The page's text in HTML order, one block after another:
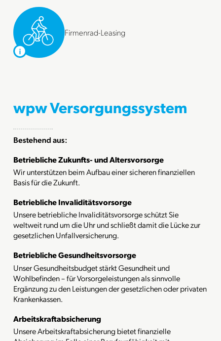
Firmenrad-Leasing
wpw Versorgungssystem
Bestehend aus:
Betriebliche Zukunfts- und Altersvorsorge
Wir unterstützen beim Aufbau einer sicheren finanziellen
Basis für die Zukunft.
Betriebliche Invaliditätsvorsorge
Unsere betriebliche Invaliditätsvorsorge schützt Sie
weltweit rund um die Uhr und schließt damit die Lücke zur
gesetzlichen Unfallversicherung.
Betriebliche Gesundheitsvorsorge
Unser Gesundheitsbudget stärkt Gesundheit und
Wohlbefinden – für Vorsorgeleistungen als sinnvolle
Ergänzung zu den Leistungen der gesetzlichen oder privaten
Krankenkassen.
Arbeitskraftabsicherung
Unsere Arbeitskraftabsicherung bietet finanzielle